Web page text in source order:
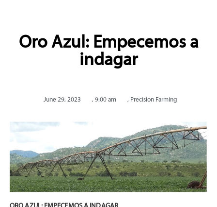
Oro Azul: Empecemos a
indagar
June 29, 2023 , 9:00 am , Precision Farming